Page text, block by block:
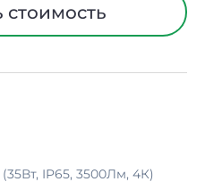
175 мм
1550 мм
5 лет
стоимость
IP65, 3500Лм, 4К)